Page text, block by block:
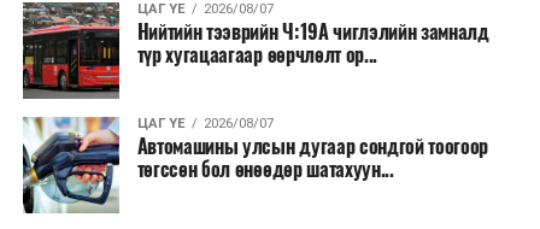
хязгаарлалтыг үе шаттайгаар сулруулах юм.
ЦАГ ҮЕ 2026/08/07
Нийтийн тээврийн Ч:19А чиглэлийн замналд
түр хугацаагаар өөрчлөлт ор...
ЦАГ ҮЕ 2026/08/07
Автомашины улсын дугаар сондгой тоогоор
төгссөн бол өнөөдөр шатахуун...